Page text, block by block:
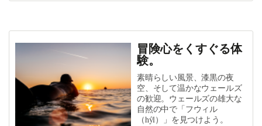
冒険心をくすぐる体
験。
素晴らしい風景、漆黒の夜
空、そして温かなウェールズ
の歓迎。ウェールズの雄大な
自然の中で「フウィル
（hŷl）」を見つけよう。